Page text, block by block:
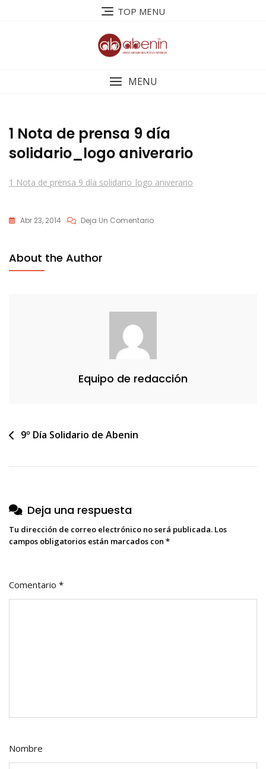
TOP MENU
MENU
1 Nota de prensa 9 día
solidario_logo aniverario
1 Nota de prensa 9 día solidario_logo aniverario
Abr 23, 2014 Deja Un ComentarioEn
About the Author
Equipo de redacción
Navegación
entradas
9º Día Solidario de Abenin
Deja una respuesta
Tu dirección de correo electrónico no será publicada. Los
campos obligatorios están marcados con *
Comentario *
Nombre